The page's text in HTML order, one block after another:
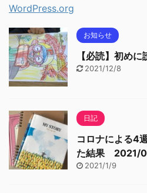
WordPress.org
お知らせ
【必読】初め
2021/12/8
日記
コロナによる4
た結果 2021/
2021/1/9